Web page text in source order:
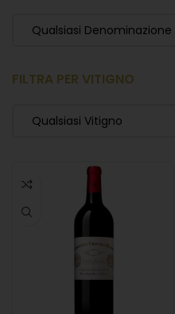
Qualsiasi Denominazione
FILTRA PER VITIGNO
Qualsiasi Vitigno